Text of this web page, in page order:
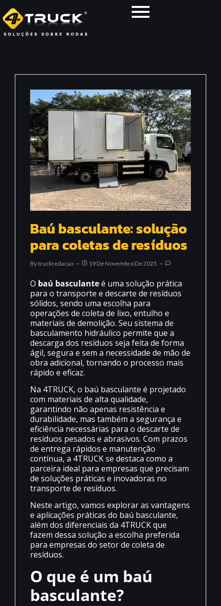
Baú basculante: solução
para coletas de resíduos
ByTruckredacao 19 De Novembro De 2025
O baú basculanteé uma solução prática
para o transporte e descarte de resíduos
sólidos, sendo uma escolha para
operações de coleta de lixo, entulho e
materiais de demolição. Seu sistema de
basculamento hidráulico permite que a
descarga dos resíduos seja feita de forma
ágil, segura e sem a necessidade de mão de
obra adicional, tornando o processo mais
rápido e eficaz.
Na 4TRUCK, o baú basculante é projetado
com materiais de alta qualidade,
garantindo não apenas resistência e
durabilidade, mas também a segurança e
eficiência necessárias para o descarte de
resíduos pesados e abrasivos. Com prazos
de entrega rápidos e manutenção
contínua, a 4TRUCK se destaca como a
parceira ideal para empresas que precisam
de soluções práticas e inovadoras no
transporte de resíduos.
Neste artigo, vamos explorar as vantagens
e aplicações práticas do baú basculante,
além dos diferenciais da 4TRUCK que
fazem dessa solução a escolha preferida
para empresas do setor de coleta de
resíduos.
O que é um baú
basculante?